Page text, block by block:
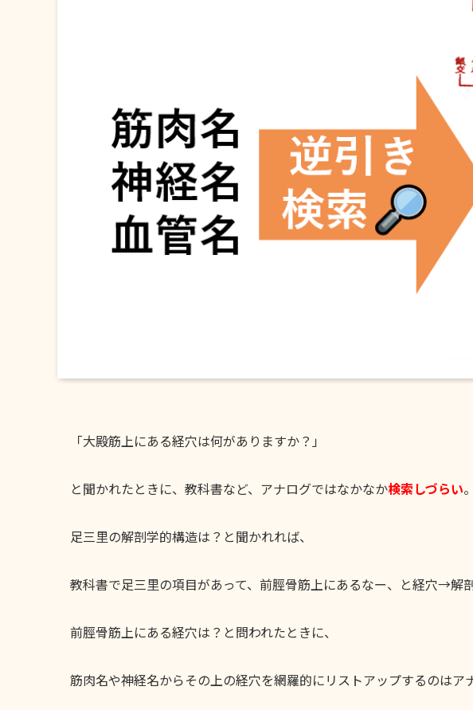
「大殿筋上にある経穴は何がありますか？」
と聞かれたときに、教科書など、アナログではなかなか検索しづらい。
足三里の解剖学的構造は？と聞かれれば、
教科書で足三里の項目があって、前脛骨筋上にあるなー、と経穴→解
前脛骨筋上にある経穴は？と問われたときに、
筋肉名や神経名からその上の経穴を網羅的にリストアップするのはア